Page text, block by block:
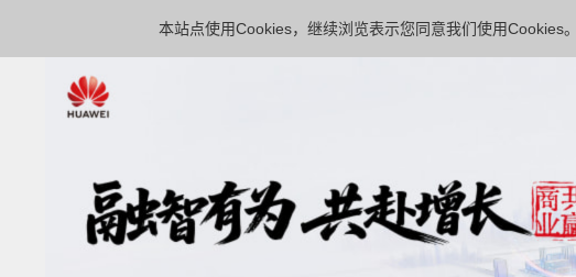
本站点使用Cookies，继续浏览表示您同意我们使用Cookies。